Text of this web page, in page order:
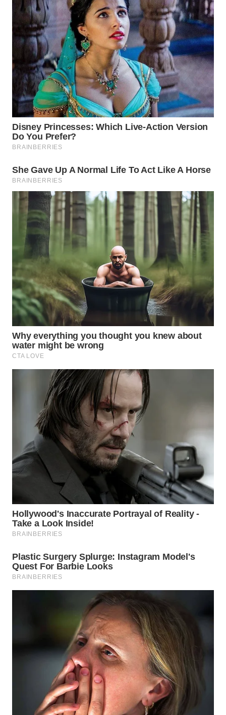
LESUNG
WN
KARO
WN
SIMALUNGUN
WN
LABUHANBATU
WN
TENGAH
WN DELI
SERDANG
WN
TEBING
TINGGI
WN
PAKPAK
WN
KARAWANG
WN
WN
DEPOK
WN
TAPANULI
WN
SAMOSIR
PADANG
LAWAS
KEPULAUAN
SERIBU